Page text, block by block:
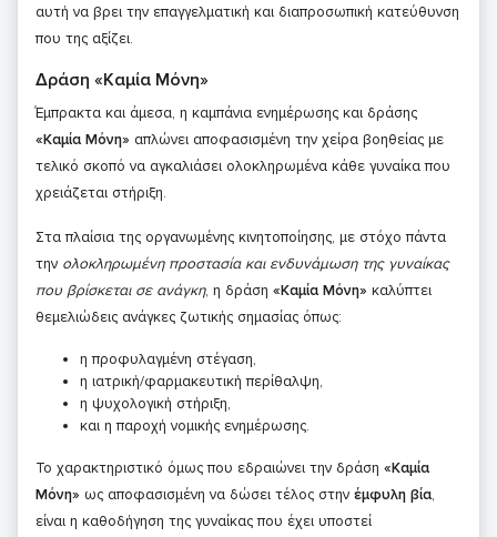
αυτή να βρει την επαγγελματική και διαπροσωπική κατεύθυνση
που της αξίζει.
Δράση «Καμία Μόνη»
Έμπρακτα και άμεσα, η καμπάνια ενημέρωσης και δράσης
«Καμία Μόνη» απλώνει αποφασισμένη την χείρα βοηθείας με
τελικό σκοπό να αγκαλιάσει ολοκληρωμένα κάθε γυναίκα που
χρειάζεται στήριξη.
Στα πλαίσια της οργανωμένης κινητοποίησης, με στόχο πάντα
την ολοκληρωμένη προστασία και ενδυνάμωση της γυναίκας
που βρίσκεται σε ανάγκη, η δράση «Καμία Μόνη» καλύπτει
θεμελιώδεις ανάγκες ζωτικής σημασίας όπως:
η προφυλαγμένη στέγαση,
η ιατρική/φαρμακευτική περίθαλψη,
η ψυχολογική στήριξη,
και η παροχή νομικής ενημέρωσης.
Το χαρακτηριστικό όμως που εδραιώνει την δράση «Καμία
Μόνη» ως αποφασισμένη να δώσει τέλος στην έμφυλη βία,
είναι η καθοδήγηση της γυναίκας που έχει υποστεί